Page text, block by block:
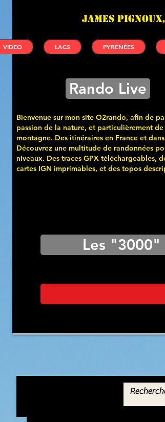
James
VIDEO LACS PYRÉNÉES
Rando Live
Bienvenue sur mon site O2rando, afin de
passion de la nature, et particulièrement de
montagne. Des itinéraires en France et
Découvrez une multitude de randonnées
niveaux. Des traces GPX téléchargeables,
cartes IGN imprimables, et des topos
Les "3000"